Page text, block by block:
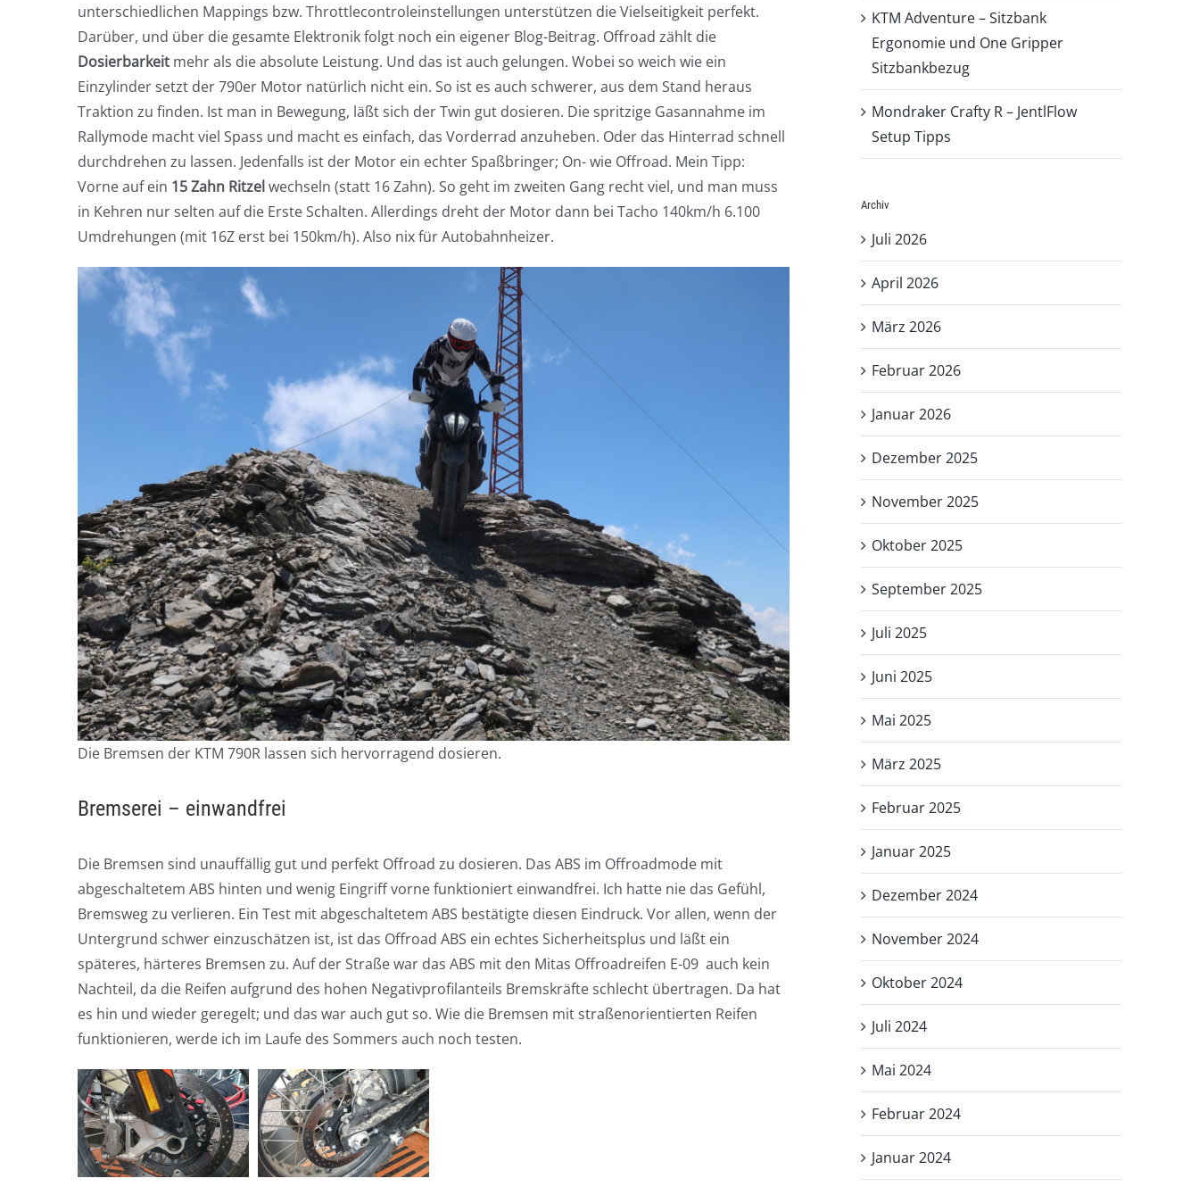
unterschiedlichen Mappings bzw. Throttlecontroleinstellungen unterstützen die Vielseitigkeit perfekt.
Darüber, und über die gesamte Elektronik folgt noch ein eigener Blog-Beitrag. Offroad zählt die
Dosierbarkeit mehr als die absolute Leistung. Und das ist auch gelungen. Wobei so weich wie ein
Einzylinder setzt der 790er Motor natürlich nicht ein. So ist es auch schwerer, aus dem Stand heraus
Traktion zu finden. Ist man in Bewegung, läßt sich der Twin gut dosieren. Die spritzige Gasannahme im
Rallymode macht viel Spass und macht es einfach, das Vorderrad anzuheben. Oder das Hinterrad schnell
durchdrehen zu lassen. Jedenfalls ist der Motor ein echter Spaßbringer; On- wie Offroad. Mein Tipp:
Vorne auf ein 15 Zahn Ritzel wechseln (statt 16 Zahn). So geht im zweiten Gang recht viel, und man muss
in Kehren nur selten auf die Erste Schalten. Allerdings dreht der Motor dann bei Tacho 140km/h 6.100
Umdrehungen (mit 16Z erst bei 150km/h). Also nix für Autobahnheizer.
Die Bremsen der KTM 790R lassen sich hervorragend dosieren.
Bremserei – einwandfrei
Die Bremsen sind unauffällig gut und perfekt Offroad zu dosieren. Das ABS im Offroadmode mit
abgeschaltetem ABS hinten und wenig Eingriff vorne funktioniert einwandfrei. Ich hatte nie das Gefühl,
Bremsweg zu verlieren. Ein Test mit abgeschaltetem ABS bestätigte diesen Eindruck. Vor allen, wenn der
Untergrund schwer einzuschätzen ist, ist das Offroad ABS ein echtes Sicherheitsplus und läßt ein
späteres, härteres Bremsen zu. Auf der Straße war das ABS mit den Mitas Offroadreifen E-09 auch kein
Nachteil, da die Reifen aufgrund des hohen Negativprofilanteils Bremskräfte schlecht übertragen. Da hat
es hin und wieder geregelt; und das war auch gut so. Wie die Bremsen mit straßenorientierten Reifen
funktionieren, werde ich im Laufe des Sommers auch noch testen.
KTM Adventure – Sitzbank
Ergonomie und One Gripper
Sitzbankbezug
Mondraker Crafty R – JentlFlow
Setup Tipps
Archiv
Juli 2026
April 2026
März 2026
Februar 2026
Januar 2026
Dezember 2025
November 2025
Oktober 2025
September 2025
Juli 2025
Juni 2025
Mai 2025
März 2025
Februar 2025
Januar 2025
Dezember 2024
November 2024
Oktober 2024
Juli 2024
Mai 2024
Februar 2024
Januar 2024